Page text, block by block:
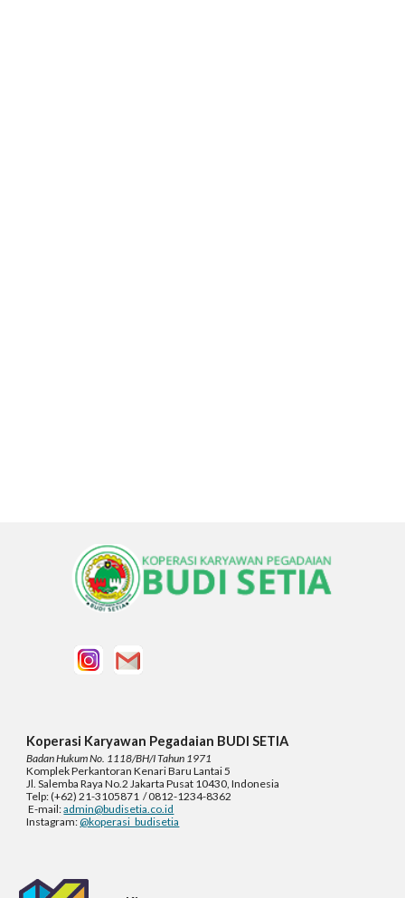
Koperasi Karyawan Pegadaian BUDI SETIA
Badan Hukum No. 1118/BH/I Tahun 1971
KomplekPerkantoran Kenari Baru Lantai 5
Jl. Salemba Raya No.2 Jakarta Pusat 10430, Indonesia
Telp: (+62) 21-3105871 / 0812-1234-8362
E-mail:admin@budisetia.co.id
Instagram: @koperasi_budisetia